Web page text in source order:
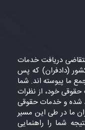
دریافت خدمات
(دادفران) که پس
ما پیوسته اند. شما
خود، از نظرات
شده و خدمات حقوقی
ما در طی این مسیر
شما را راهنمایی